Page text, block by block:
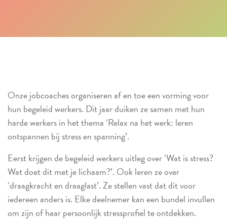
Onze jobcoaches organiseren af en toe een vorming voor
hun begeleid werkers. Dit jaar duiken ze samen met hun
harde werkers in het thema ‘Relax na het werk: leren
ontspannen bij stress en spanning’.
Eerst krijgen de begeleid werkers uitleg over ‘Wat is stress?
Wat doet dit met je lichaam?’. Ook leren ze over
‘draagkracht en draaglast’. Ze stellen vast dat dit voor
iedereen anders is. Elke deelnemer kan een bundel invullen
om zijn of haar persoonlijk stressprofiel te ontdekken.